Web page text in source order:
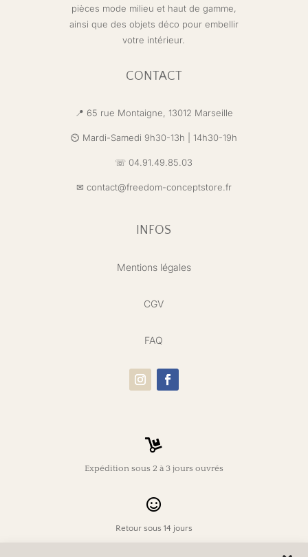
pièces mode milieu et haut de gamme,
ainsi que des objets déco pour embellir
votre intérieur.
CONTACT
📍 65 rue Montaigne, 13012 Marseille
⏲️ Mardi-Samedi 9h30-13h | 14h30-19h
☏ 04.91.49.85.03
✉ contact@freedom-conceptstore.fr
INFOS
Mentions légales
CGV
FAQ

Expédition sous 2 à 3 jours ouvrés

Retour sous 14 jours